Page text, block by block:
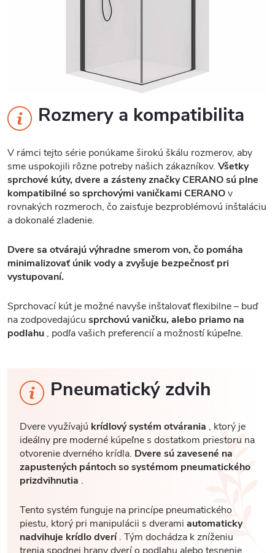
Rozmery a kompatibilita
V rámci tejto série ponúkame širokú škálu rozmerov, aby
sme uspokojili rôzne potreby našich zákazníkov. Všetky
sprchové kúty, dvere a zásteny značky CERANO sú plne
kompatibilné so sprchovými vaničkami CERANOv
rovnakých rozmeroch, čo zaisťuje bezproblémovú inštaláciu
a dokonalé zladenie.
Dvere sa otvárajú výhradne smerom von, čo pomáha
minimalizovať únik vody a zvyšuje bezpečnosť pri
vystupovaní.
Sprchovací kút je možné navyše inštalovať flexibilne – buď
na zodpovedajúcu sprchovú vaničku, alebo priamo na
podlahu , podľa vašich preferencií a možností kúpeľne.
Pneumatický zdvih
Dvere využívajú krídlový systém otvárania , ktorý je
ideálny pre moderné kúpeľne s dostatkom priestoru na
otvorenie dverného krídla. Dvere sú zavesené na
zapustených pántoch so systémom pneumatického
prizdvihnutia .
Tento systém funguje na princípe pneumatického
piestu, ktorý pri manipulácii s dverami automaticky
nadvihuje krídlo dverí. Tým dochádza k zníženiu